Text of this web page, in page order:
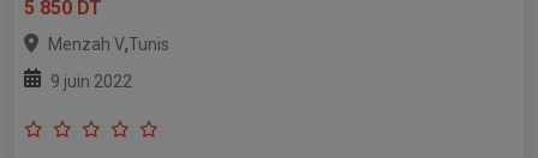
5 850 DT
Menzah V,Tunis
9 juin 2022